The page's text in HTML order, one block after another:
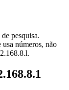
pesquisa.
números, não